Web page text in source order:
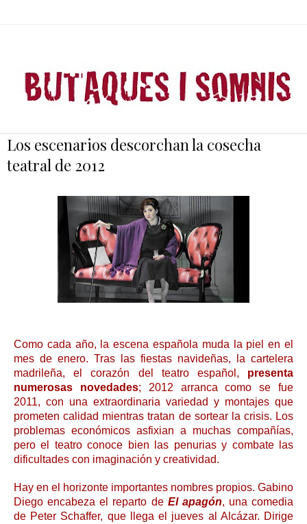
Los escenarios descorchan la cosecha
teatral de 2012
Como cada año, la escena española muda la piel en el
mes de enero. Tras las fiestas navideñas, la cartelera
madrileña, el corazón del teatro español, presenta
numerosas novedades; 2012 arranca como se fue
2011, con una extraordinaria variedad y montajes que
prometen calidad mientras tratan de sortear la crisis. Los
problemas económicos asfixian a muchas compañías,
pero el teatro conoce bien las penurias y combate las
dificultades con imaginación y creatividad.
Hay en el horizonte importantes nombres propios. Gabino
Diego encabeza el reparto de El apagón, una comedia
de Peter Schaffer, que llega el jueves al Alcázar. Dirige